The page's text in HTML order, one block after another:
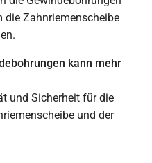
die Zahnriemenscheibe
kann mehr
und Sicherheit für die
und der